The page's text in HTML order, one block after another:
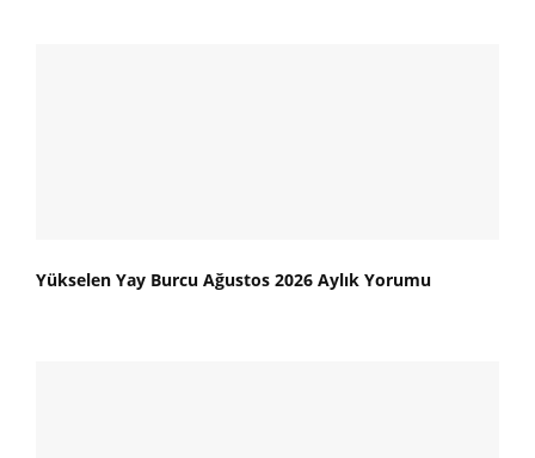
Yükselen Yay Burcu Ağustos 2026 Aylık Yorumu